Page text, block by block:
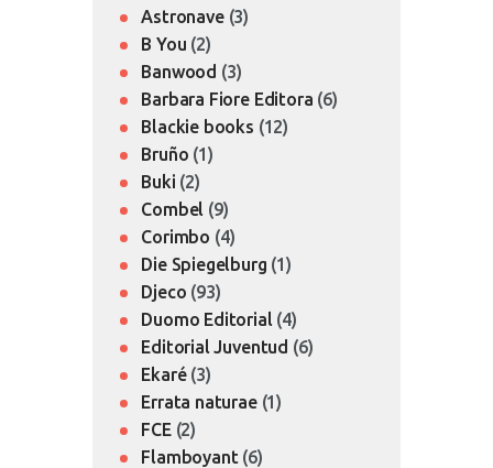
Astronave (3)
B You (2)
Banwood (3)
Barbara Fiore Editora (6)
Blackie books (12)
Bruño (1)
Buki (2)
Combel (9)
Corimbo (4)
Die Spiegelburg (1)
Djeco (93)
Duomo Editorial (4)
Editorial Juventud (6)
Ekaré (3)
Errata naturae (1)
FCE (2)
Flamboyant (6)